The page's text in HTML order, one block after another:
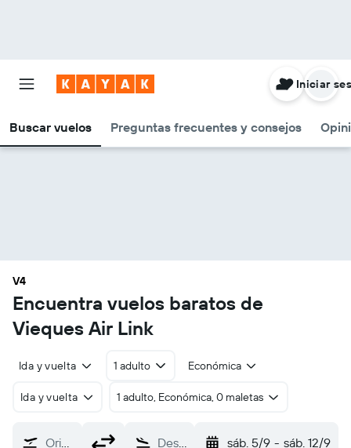
Buscar vuelos Preguntas frecuentes y consejos
Iniciar
V4
Encuentra vuelos baratos de
Vieques Air Link
Ida y vuelta 1 adulto Económica
Ida y vuelta 1 adulto, Económica, 0 maletas
Origen Destino sáb. 5/9 - sáb. 12/9